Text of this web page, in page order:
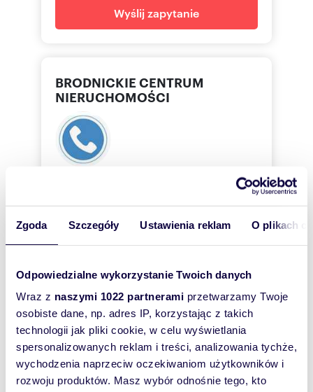
Zgoda Szczegóły Ustawienia reklam O plikach
Odpowiedzialne wykorzystanie Twoich danych
Wraz z naszymi 1022 partnerami przetwarzamy Twoje
osobiste dane, np. adres IP, korzystając z takich
technologii jak pliki cookie, w celu wyświetlania
spersonalizowanych reklam i treści, analizowania tychże,
wychodzenia naprzeciw oczekiwaniom użytkowników i
rozwoju produktów. Masz wybór odnośnie tego, kto
Wyślij zapytanie
BRODNICKIE CENTRUM
NIERUCHOMOŚCI
696569 Pokaż telefon
0-666 Pokaż telefon
Zostaw telefon, oddzwonimy
bezpłatnie